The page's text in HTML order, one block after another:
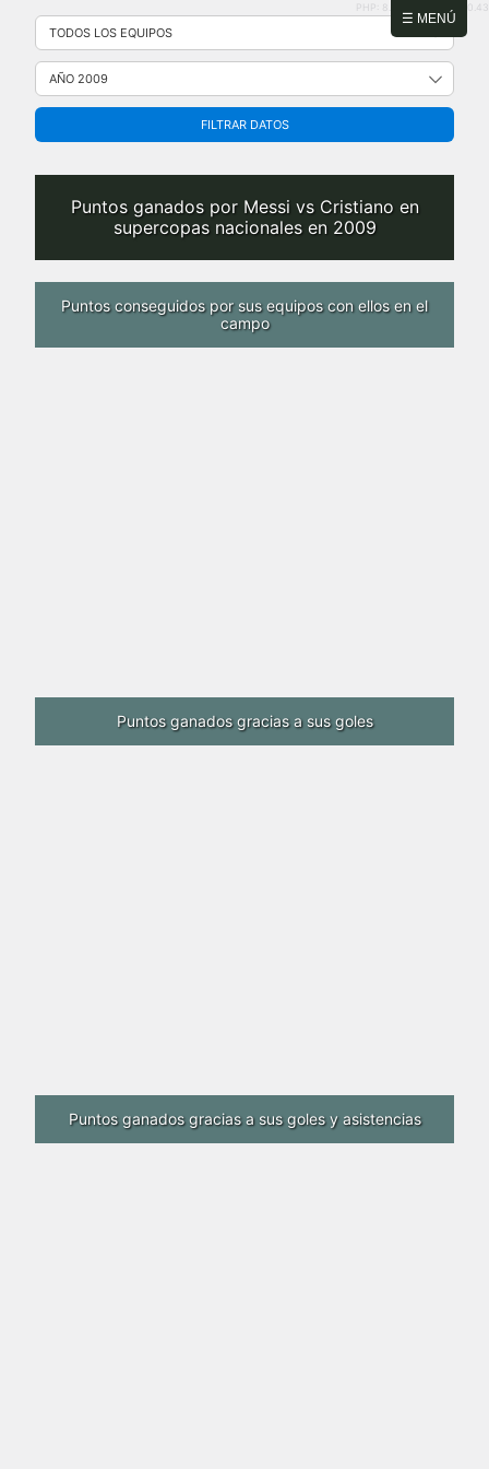
☰ MENÚ
Saltar
contenido
PHP: 8.2.31 | MySQL: 8.0.43
FILTRAR DATOS
Puntos ganados por Messi vs Cristiano en
supercopas nacionales en 2009
Puntos conseguidos por sus equipos con ellos en el
campo
Puntos ganados gracias a sus goles
Puntos ganados gracias a sus goles y asistencias